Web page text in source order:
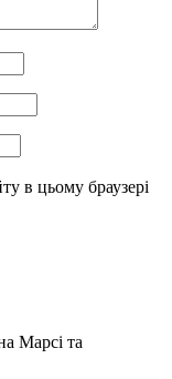
в цьому браузері